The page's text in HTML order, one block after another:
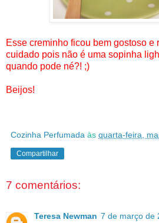
Esse creminho ficou bem gostoso e
cuidado pois não é uma sopinha
quando pode né?! ;)
Beijos!
Cozinha Perfumada às quarta-feira,
Compartilhar
7 comentários:
Teresa Newman 7 de março de